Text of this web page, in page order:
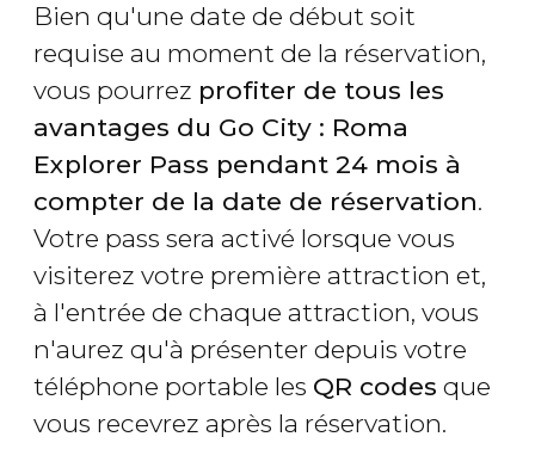
Bien qu'une date de début soit
requise au moment de la réservation,
vous pourrez profiter de tous les
avantages du Go City : Roma
Explorer Pass pendant 24 mois à
compter de la date de réservation.
Votre pass sera activé lorsque vous
visiterez votre première attraction et,
à l'entrée de chaque attraction, vous
n'aurez qu'à présenter depuis votre
téléphone portable les QR codes que
vous recevrez après la réservation.